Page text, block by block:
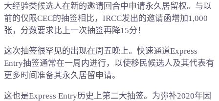
大经验类候选人在新的邀请回合中申请永久居留权。与以
前的仅限CEC的抽签相比，IRCC发出的邀请函增加1,000
张，分数要求比上一次抽签再降15分！
这次抽签很罕见的出现在周五晚上。快速通道Express
Entry抽签通常在一周内进行，以使移民候选人及其代表有
更多时间准备其永久居留申请。
这也是Express Entry历史上第二大抽签。为弥补2020年因